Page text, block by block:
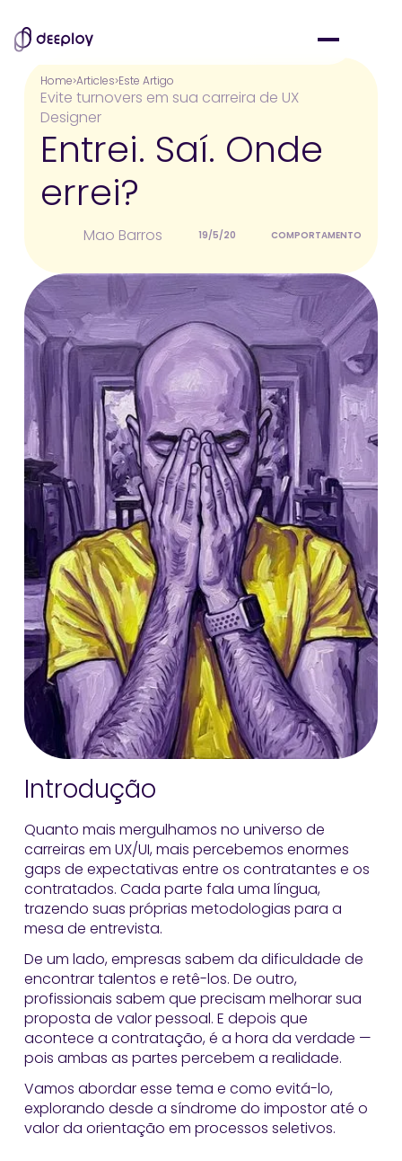
Home Articles Este Artigo
Entrei. Saí. Onde
errei?
Evite turnovers em sua carreira de UX
Designer
Mao Barros 19/5/20 COMPORTAMENTO
Introdução
Quanto mais mergulhamos no universo de
carreiras em UX/UI, mais percebemos enormes
gaps de expectativas entre os contratantes e os
contratados. Cada parte fala uma língua,
trazendo suas próprias metodologias para a
mesa de entrevista.
De um lado, empresas sabem da dificuldade de
encontrar talentos e retê-los. De outro,
profissionais sabem que precisam melhorar sua
proposta de valor pessoal. E depois que
acontece a contratação, é a hora da verdade —
pois ambas as partes percebem a realidade.
Vamos abordar esse tema e como evitá-lo,
explorando desde a síndrome do impostor até o
valor da orientação em processos seletivos.